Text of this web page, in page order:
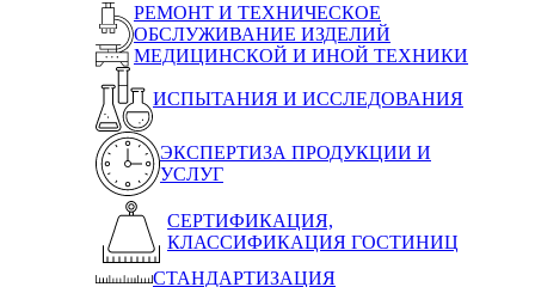
РЕМОНТ И ТЕХНИЧЕСКОЕ
ОБСЛУЖИВАНИЕ ИЗДЕЛИЙ
МЕДИЦИНСКОЙ И ИНОЙ ТЕХНИКИ
ИСПЫТАНИЯ И ИССЛЕДОВАНИЯ
ЭКСПЕРТИЗА ПРОДУКЦИИ И
УСЛУГ
СЕРТИФИКАЦИЯ,
КЛАССИФИКАЦИЯ ГОСТИНИЦ
СТАНДАРТИЗАЦИЯ